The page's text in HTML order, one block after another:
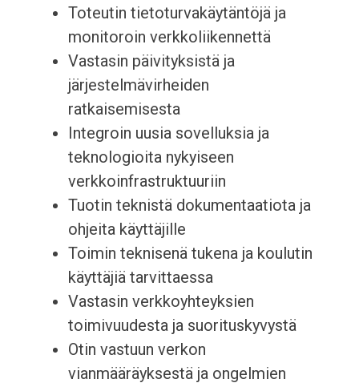
Toteutin tietoturvakäytäntöjä ja
monitoroin verkkoliikennettä
Vastasin päivityksistä ja
järjestelmävirheiden
ratkaisemisesta
Integroin uusia sovelluksia ja
teknologioita nykyiseen
verkkoinfrastruktuuriin
Tuotin teknistä dokumentaatiota ja
ohjeita käyttäjille
Toimin teknisenä tukena ja koulutin
käyttäjiä tarvittaessa
Vastasin verkkoyhteyksien
toimivuudesta ja suorituskyvystä
Otin vastuun verkon
vianmääräyksestä ja ongelmien